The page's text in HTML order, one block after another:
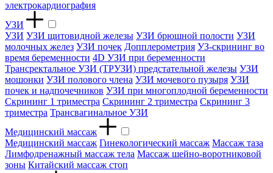
электрокардиография
УЗИ
УЗИ УЗИ щитовидной железы УЗИ брюшной полости УЗИ
молочных желез УЗИ почек Допплерометрия УЗ-скрининг во
время беременности 4D УЗИ при беременности
Трансректальное УЗИ (ТРУЗИ) предстательной железы УЗИ
мошонки УЗИ полового члена УЗИ мочевого пузыря УЗИ
почек и надпочечников УЗИ при многоплодной беременности
Скрининг 1 триместра Скрининг 2 триместра Скрининг 3
триместра Трансвагинальное УЗИ
Медицинский массаж
Медицинский массаж Гинекологический массаж Массаж таза
Лимфодренажный массаж тела Массаж шейно-воротниковой
зоны Китайский массаж стоп